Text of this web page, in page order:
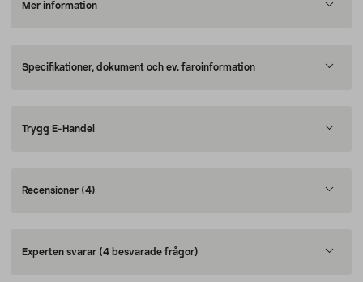
Mer information
Specifikationer, dokument och ev. faroinformation
Trygg E-Handel
Recensioner (4)
Experten svarar (4 besvarade frågor)